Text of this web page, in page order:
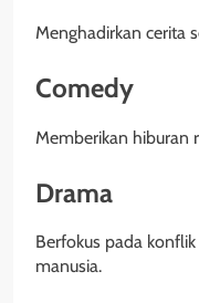
Menghadirkan cerita
Comedy
Memberikan hiburan
Drama
Berfokus pada
manusia.